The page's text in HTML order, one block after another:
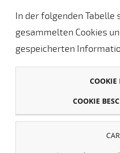
In der folgenden Tabelle
gesammelten Cookies
gespeicherten
COOKIE
COOKIE